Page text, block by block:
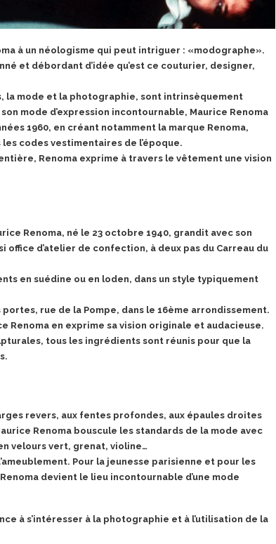
à un néologisme qui peut intriguer : «modographe».
et débordant d’idée qu’est ce couturier, designer,
la mode et la photographie, sont intrinsèquement
mode d’expression incontournable, Maurice Renoma
1960, en créant notamment la marque Renoma,
codes vestimentaires de l’époque.
Renoma exprime à travers le vêtement une vision
Renoma, né le 23 octobre 1940, grandit avec son
d’atelier de confection, à deux pas du Carreau du
en suédine ou en loden, dans un style typiquement
rue de la Pompe, dans le 16ème arrondissement.
Renoma en exprime sa vision originale et audacieuse.
tous les ingrédients sont réunis pour que la
revers, aux fentes profondes, aux épaules droites
Renoma bouscule les standards de la mode avec
velours vert, grenat, violine…
Pour la jeunesse parisienne et pour les
devient le lieu incontournable d’une mode
à s’intéresser à la photographie et à l’utilisation de la